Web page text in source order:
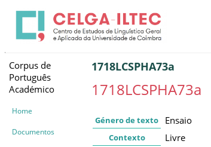
Corpus de
Português
Académico
Home
Documentos
1718LCSPHA73a
1718LCSPHA73a
Género de texto Ensaio
Contexto Livre